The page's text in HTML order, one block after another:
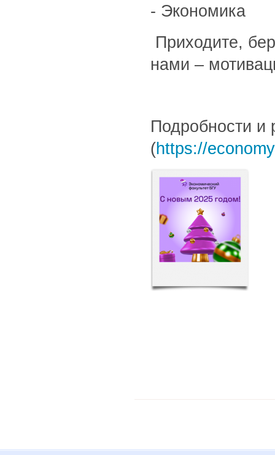
- Экономика
Приходите,
нами –
Подробности и
(https://